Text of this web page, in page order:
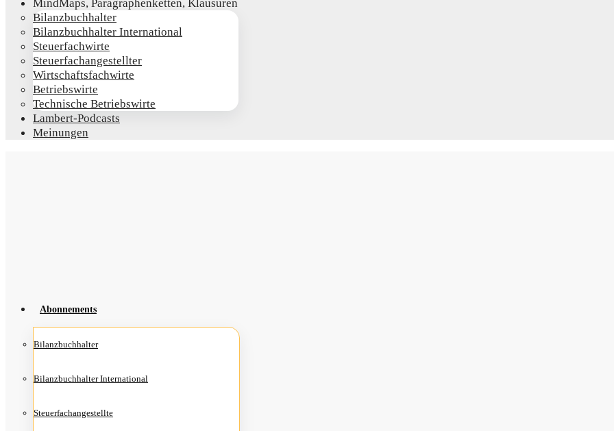
Mind­Maps, Para­gra­phen­ket­ten, Klausuren
Bilanz­buch­hal­ter
Bilanz­buch­hal­ter International
Steu­er­fach­wir­te
Steu­er­fach­an­ge­stell­ter
Wirt­schafts­fach­wir­te
Betriebs­wir­te
Tech­ni­sche Betriebswirte
Lam­­bert-Pod­­casts
Mei­nun­gen
Abon­ne­ments
Bilanz­buch­hal­ter
Bilanz­buch­hal­ter International
Steu­er­fach­an­ge­stell­te